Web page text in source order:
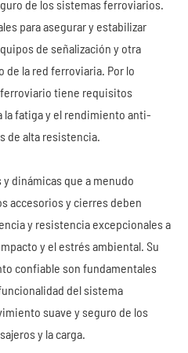
de los sistemas ferroviarios.
para asegurar y estabilizar
de señalización y otra
la red ferroviaria. Por lo
tiene requisitos
fatiga y el rendimiento anti-
de alta resistencia.
dinámicas que a menudo
accesorios y cierres deben
y resistencia excepcionales a
y el estrés ambiental. Su
confiable son fundamentales
del sistema
suave y seguro de los
y la carga.